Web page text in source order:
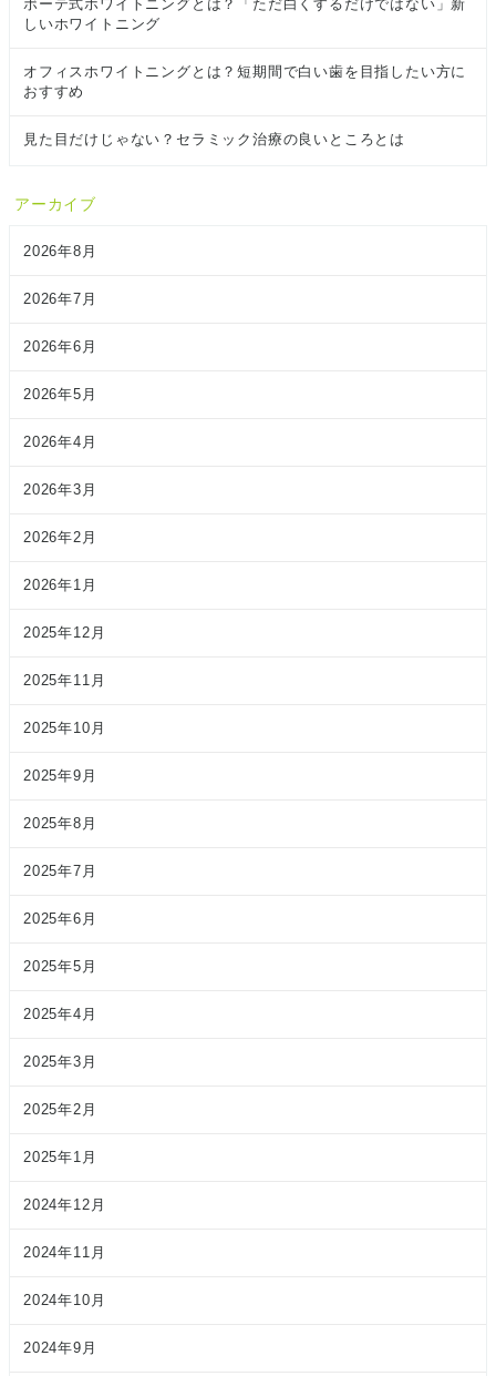
ボーテ式ホワイトニングとは？「ただ白くするだけではない」新
しいホワイトニング
オフィスホワイトニングとは？短期間で白い歯を目指したい方に
おすすめ
見た目だけじゃない？セラミック治療の良いところとは
アーカイブ
2026年8月
2026年7月
2026年6月
2026年5月
2026年4月
2026年3月
2026年2月
2026年1月
2025年12月
2025年11月
2025年10月
2025年9月
2025年8月
2025年7月
2025年6月
2025年5月
2025年4月
2025年3月
2025年2月
2025年1月
2024年12月
2024年11月
2024年10月
2024年9月